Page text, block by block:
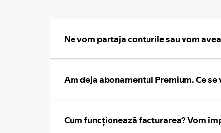
Ne vom partaja conturile sau vom
Am deja abonamentul Premium. Ce
Cum funcționează facturarea? Vom